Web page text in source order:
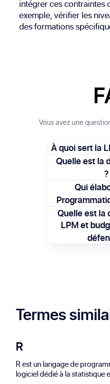
intégrer ces contraintes
exemple, vérifier les
des formations
Vous avez une
À quoi sert la
La LPM sert à
défense française.
investissements,
effectifs sur
Quelle est la
?
En général, une
de 5 à 7 ans. Elle
Parlement et peut
nécessaire.
Qui
La LPM est
Armées, en lien
puis présentée au
adoption.
Quelle est la
LPM et
Termes
R
R est un langage de
logiciel dédié à la statistique